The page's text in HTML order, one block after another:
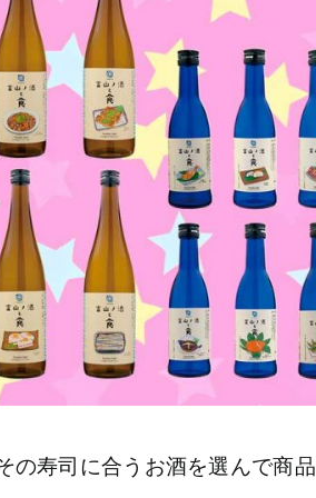
の寿司に合うお酒を選んで商